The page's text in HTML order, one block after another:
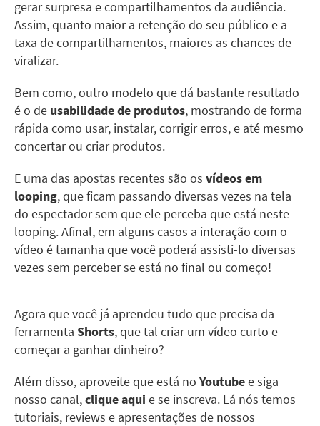
gerar surpresa e compartilhamentos da audiência.
Assim, quanto maior a retenção do seu público e a
taxa de compartilhamentos, maiores as chances de
viralizar.
Bem como, outro modelo que dá bastante resultado
é o de usabilidade de produtos, mostrando de forma
rápida como usar, instalar, corrigir erros, e até mesmo
concertar ou criar produtos.
E uma das apostas recentes são os vídeos em
looping, que ficam passando diversas vezes na tela
do espectador sem que ele perceba que está neste
looping. Afinal, em alguns casos a interação com o
vídeo é tamanha que você poderá assisti-lo diversas
vezes sem perceber se está no final ou começo!
Agora que você já aprendeu tudo que precisa da
ferramenta Shorts, que tal criar um vídeo curto e
começar a ganhar dinheiro?
Além disso, aproveite que está no Youtubee siga
nosso canal,clique aqui e se inscreva. Lá nós temos
tutoriais, reviews e apresentações de nossos